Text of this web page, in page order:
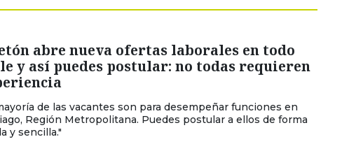
abre nueva ofertas laborales en todo
y así puedes postular: no todas requieren
de las vacantes son para desempeñar funciones en
Región Metropolitana. Puedes postular a ellos de forma
y sencilla."